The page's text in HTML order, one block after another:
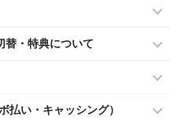
替・特典について
払い・キャッシング）